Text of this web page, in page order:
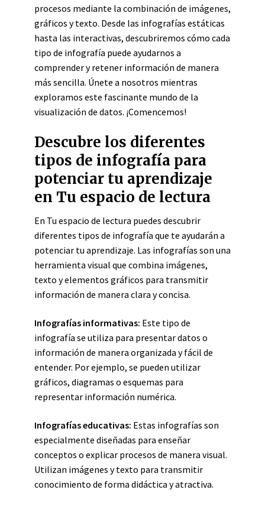
procesos mediante la combinación de imágenes,
gráficos y texto. Desde las infografías estáticas
hasta las interactivas, descubriremos cómo cada
tipo de infografía puede ayudarnos a
comprender y retener información de manera
más sencilla. Únete a nosotros mientras
exploramos este fascinante mundo de la
visualización de datos. ¡Comencemos!
Descubre los diferentes
tipos de infografía para
potenciar tu aprendizaje
en Tu espacio de lectura
En Tu espacio de lectura puedes descubrir
diferentes tipos de infografía que te ayudarán a
potenciar tu aprendizaje. Las infografías son una
herramienta visual que combina imágenes,
texto y elementos gráficos para transmitir
información de manera clara y concisa.
Infografías informativas: Este tipo de
infografía se utiliza para presentar datos o
información de manera organizada y fácil de
entender. Por ejemplo, se pueden utilizar
gráficos, diagramas o esquemas para
representar información numérica.
Infografías educativas: Estas infografías son
especialmente diseñadas para enseñar
conceptos o explicar procesos de manera visual.
Utilizan imágenes y texto para transmitir
conocimiento de forma didáctica y atractiva.